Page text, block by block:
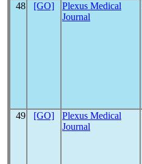
48 [GO]
Plexus Medical
Journal
49 [GO]
Plexus Medical
Journal